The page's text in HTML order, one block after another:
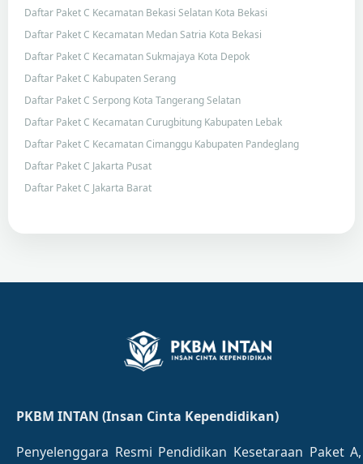
Daftar Paket C Kecamatan Bekasi Selatan Kota Bekasi
Daftar Paket C Kecamatan Medan Satria Kota Bekasi
Daftar Paket C Kecamatan Sukmajaya Kota Depok
Daftar Paket C Kabupaten Serang
Daftar Paket C Serpong Kota Tangerang Selatan
Daftar Paket C Kecamatan Curugbitung Kabupaten Lebak
Daftar Paket C Kecamatan Cimanggu Kabupaten Pandeglang
Daftar Paket C Jakarta Pusat
Daftar Paket C Jakarta Barat
PKBM INTAN (Insan Cinta Kependidikan)
Penyelenggara Resmi Pendidikan Kesetaraan Paket